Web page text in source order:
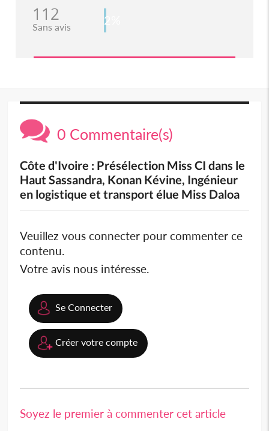
112
Sans avis 2%
0 Commentaire(s)
Côte d'Ivoire : Présélection Miss CI dans le
Haut Sassandra, Konan Kévine, Ingénieur
en logistique et transport élue Miss Daloa
Veuillez vous connecter pour commenter ce
contenu.
Votre avis nous intéresse.
Se Connecter
Créer votre compte
Soyez le premier à commenter cet article